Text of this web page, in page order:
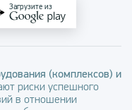
Загрузите из
(комплексов) и
риски успешного
в отношении